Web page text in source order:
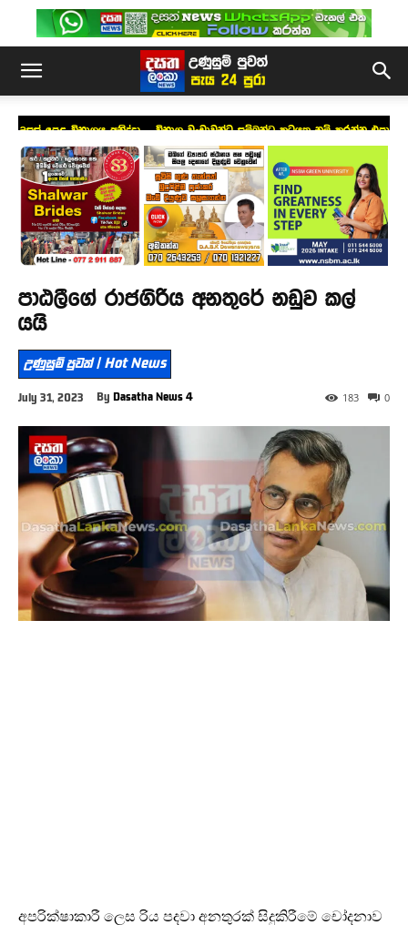
උසස් පෙළ විභාගය අනිද්දා – විභාග වංචාවන්ට සම්බන්ධ කටයුතු නම් කරන්න එපා
!
පාඨලීගේ රාජගිරිය අනතුරේ නඩුව කල්
යයි
උණුසුම් පුවත් | Hot News
July 31, 2023 By Dasatha News 4 0
183
අපරික්ෂාකාරී ලෙස රිය පදවා අනතුරක් සිදුකිරීමේ චෝදනාව